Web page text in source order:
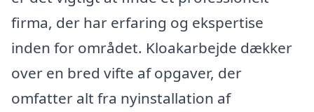
firma, der har erfaring og ekspertise
inden for området. Kloakarbejde dækker
over en bred vifte af opgaver, der
omfatter alt fra nyinstallation af